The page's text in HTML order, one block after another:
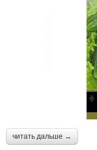
читать дальше →